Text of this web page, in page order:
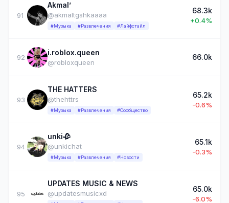
91
Akmal’
@akmaltgshkaaaa
#Музыка #Развлечения #Лайфстайл
68.3k
+0.4%
92
i.roblox.queen
@robloxqueen
66.0k
93
THE HATTERS
@thehttrs
#Музыка #Развлечения #Сообщество
65.2k
-0.6%
94
unki🥀
@unkichat
#Музыка #Развлечения #Новости
65.1k
-0.3%
95
UPDATES MUSIC & NEWS
@updatesmusicxd
65.0k
-6.0%